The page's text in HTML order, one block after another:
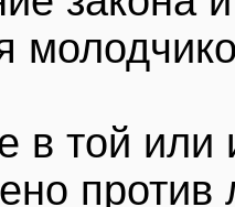
в той или